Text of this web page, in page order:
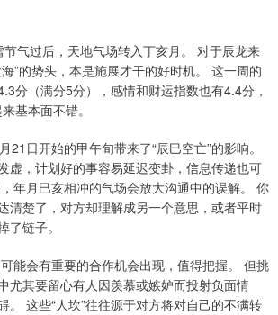
气过后，天地气场转入丁亥月。 对于辰龙来
”的势头，本是施展才干的好时机。 这一周的
分（满分5分），感情和财运指数也有4.4分，
基本面不错。
21日开始的甲午旬带来了“辰巳空亡”的影响。
虚，计划好的事容易延迟变卦，信息传递也可
年月巳亥相冲的气场会放大沟通中的误解。 你
清楚了，对方却理解成另一个意思，或者平时
了链子。
能会有重要的合作机会出现，值得把握。 但挑
尤其要留心有人因羡慕或嫉妒而投射负面情
。 这些“人坎”往往源于对方将对自己的不满转